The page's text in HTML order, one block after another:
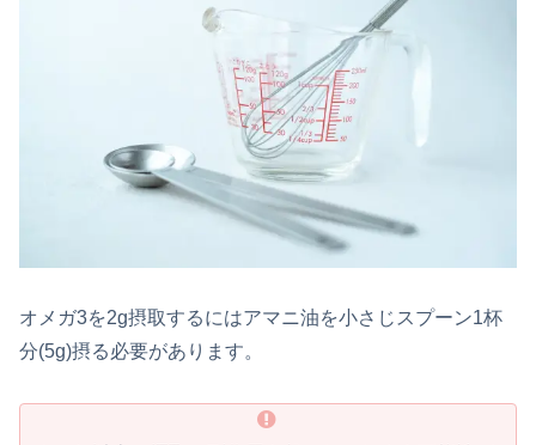
オメガ3を2g摂取するにはアマニ油を小さじスプーン1杯
分(5g)摂る必要があります。